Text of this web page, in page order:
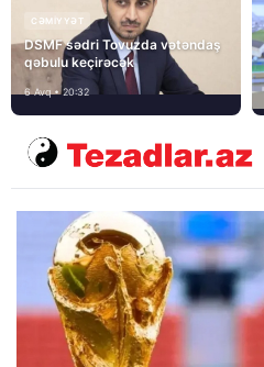
CƏMIYYƏT
DSMF sədri Tovuzda vətəndaş
qəbulu keçirəcək
6 Avq • 20:32